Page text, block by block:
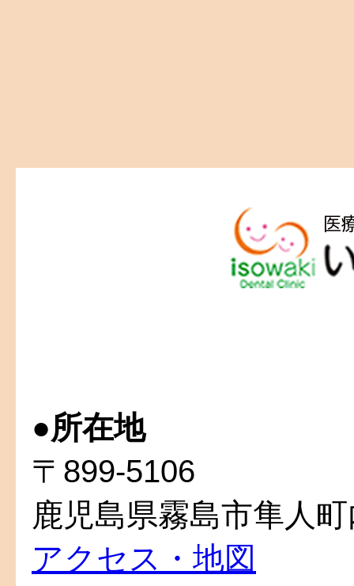
●所在地
〒899-5106
鹿児島県霧島市隼人
アクセス・地図